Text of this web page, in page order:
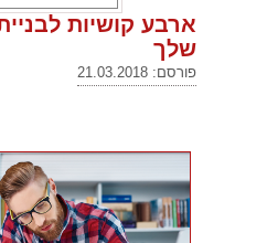
ארבע קושיות
שלך
פורסם: 21.03.2018